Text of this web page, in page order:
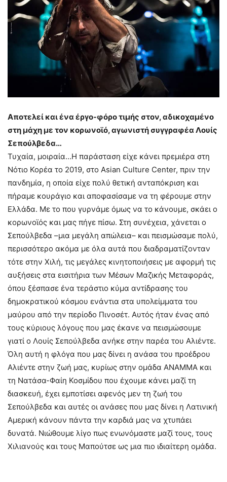
Αποτελεί και ένα έργο-φόρο τιμής στον, αδικοχαμένο
στη μάχη με τον κορωνοϊό, αγωνιστή συγγραφέα Λουίς
Σεπούλβεδα…
Τυχαία, μοιραία…Η παράσταση είχε κάνει πρεμιέρα στη
Νότιο Κορέα το 2019, στο Asian Culture Center, πριν την
πανδημία, η οποία είχε πολύ θετική ανταπόκριση και
πήραμε κουράγιο και αποφασίσαμε να τη φέρουμε στην
Ελλάδα. Με το που γυρνάμε όμως να το κάνουμε, σκάει ο
κορωνοϊός και μας πήγε πίσω. Στη συνέχεια, χάνεται ο
Σεπούλβεδα –μια μεγάλη απώλεια– και πεισμώσαμε πολύ,
περισσότερο ακόμα με όλα αυτά που διαδραματίζονταν
τότε στην Χιλή, τις μεγάλες κινητοποιήσεις με αφορμή τις
αυξήσεις στα εισιτήρια των Μέσων Μαζικής Μεταφοράς,
όπου ξέσπασε ένα τεράστιο κύμα αντίδρασης του
δημοκρατικού κόσμου ενάντια στα υπολείμματα του
μαύρου από την περίοδο Πινοσέτ. Αυτός ήταν ένας από
τους κύριους λόγους που μας έκανε να πεισμώσουμε
γιατί ο Λουίς Σεπούλβεδα ανήκε στην παρέα του Αλιέντε.
Όλη αυτή η φλόγα που μας δίνει η ανάσα του προέδρου
Αλιέντε στην ζωή μας, κυρίως στην ομάδα ΑΝΑΜΜΑ και
τη Νατάσα-Φαίη Κοσμίδου που έχουμε κάνει μαζί τη
διασκευή, έχει εμποτίσει αφενός μεν τη ζωή του
Σεπούλβεδα και αυτές οι ανάσες που μας δίνει η Λατινική
Αμερική κάνουν πάντα την καρδιά μας να χτυπάει
δυνατά. Νιώθουμε λίγο πως ενωνόμαστε μαζί τους, τους
Χιλιανούς και τους Μαπούτσε ως μια πιο ιδιαίτερη ομάδα.